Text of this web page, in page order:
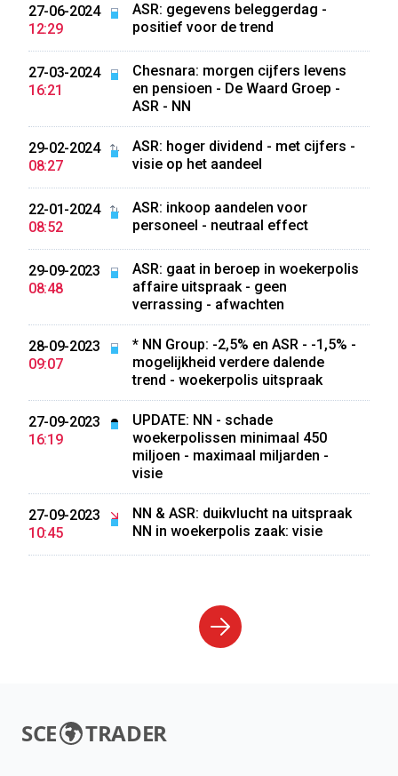
27-06-2024
12:29
ASR: gegevens beleggerdag -
positief voor de trend
27-03-2024
16:21
Chesnara: morgen cijfers levens
en pensioen - De Waard Groep -
ASR - NN
29-02-2024
08:27
ASR: hoger dividend - met cijfers -
visie op het aandeel
22-01-2024
08:52
ASR: inkoop aandelen voor
personeel - neutraal effect
29-09-2023
08:48
ASR: gaat in beroep in woekerpolis
affaire uitspraak - geen
verrassing - afwachten
28-09-2023
09:07
* NN Group: -2,5% en ASR - -1,5% -
mogelijkheid verdere dalende
trend - woekerpolis uitspraak
27-09-2023
16:19
UPDATE: NN - schade
woekerpolissen minimaal 450
miljoen - maximaal miljarden -
visie
27-09-2023
10:45
NN & ASR: duikvlucht na uitspraak
NN in woekerpolis zaak: visie
SCE TRADER